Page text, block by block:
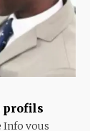
profils
vous